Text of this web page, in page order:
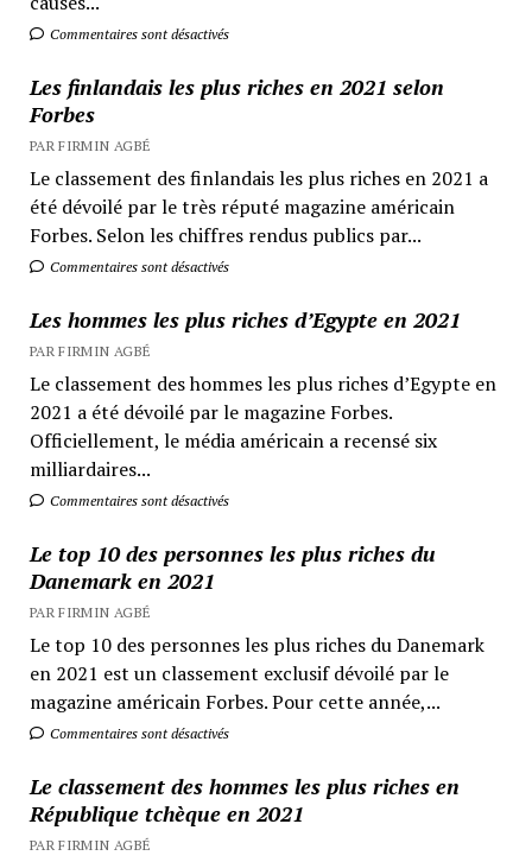
Commentaires sont désactivés
Les finlandais les plus riches en 2021 selon
Forbes
PAR FIRMIN AGBÉ
Le classement des finlandais les plus riches en 2021 a
été dévoilé par le très réputé magazine américain
Forbes. Selon les chiffres rendus publics par...
Commentaires sont désactivés
Les hommes les plus riches d’Egypte en 2021
PAR FIRMIN AGBÉ
Le classement des hommes les plus riches d’Egypte en
2021 a été dévoilé par le magazine Forbes.
Officiellement, le média américain a recensé six
milliardaires...
Commentaires sont désactivés
Le top 10 des personnes les plus riches du
Danemark en 2021
PAR FIRMIN AGBÉ
Le top 10 des personnes les plus riches du Danemark
en 2021 est un classement exclusif dévoilé par le
magazine américain Forbes. Pour cette année,...
Commentaires sont désactivés
Le classement des hommes les plus riches en
République tchèque en 2021
PAR FIRMIN AGBÉ